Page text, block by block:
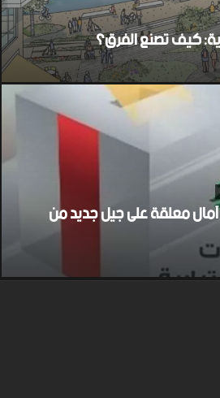
كيف تصنع الفرق؟
آمال معلقة على جيل جديد من